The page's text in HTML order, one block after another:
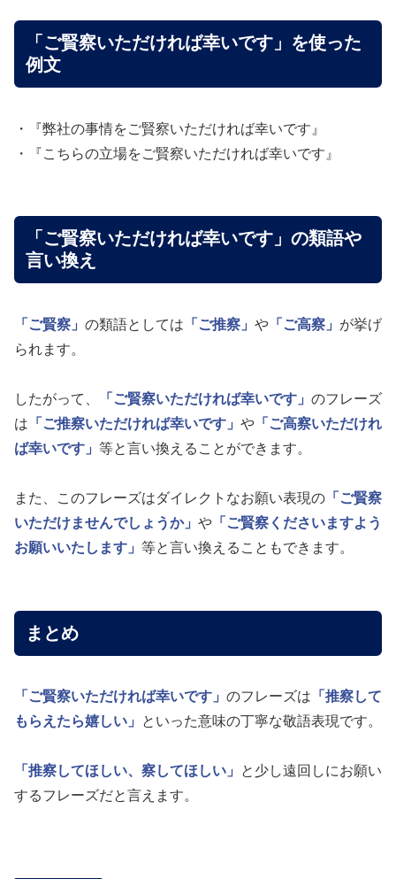
「ご賢察いただければ幸いです」を使った
例文
・『弊社の事情をご賢察いただければ幸いです』
・『こちらの立場をご賢察いただければ幸いです』
「ご賢察いただければ幸いです」の類語や
言い換え
「ご賢察」 の類語としては 「ご推察」 や 「ご高察」 が挙げ
られます。
したがって、 「ご賢察いただければ幸いです」 のフレーズ
は 「ご推察いただければ幸いです」 や 「ご高察いただけれ
ば幸いです」 等と言い換えることができます。
また、このフレーズはダイレクトなお願い表現の 「ご賢察
いただけませんでしょうか」 や 「ご賢察くださいますよう
お願いいたします」 等と言い換えることもできます。
まとめ
「ご賢察いただければ幸いです」 のフレーズは 「推察して
もらえたら嬉しい」
といった意味の丁寧な敬語表現です。
「推察してほしい、察してほしい」
と少し遠回しにお願い
するフレーズだと言えます。